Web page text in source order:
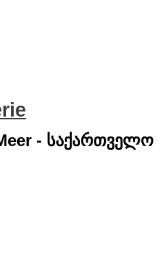
- საქართველო